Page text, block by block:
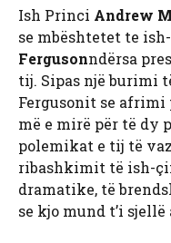
Ish Princi Andrew
se mbështetet te
Fergusonndërsa
tij. Sipas një burimi
Fergusonit se afrimi
më e mirë për të dy
polemikat e tij të
ribashkimit të ish-
dramatike, të
se kjo mund t’i